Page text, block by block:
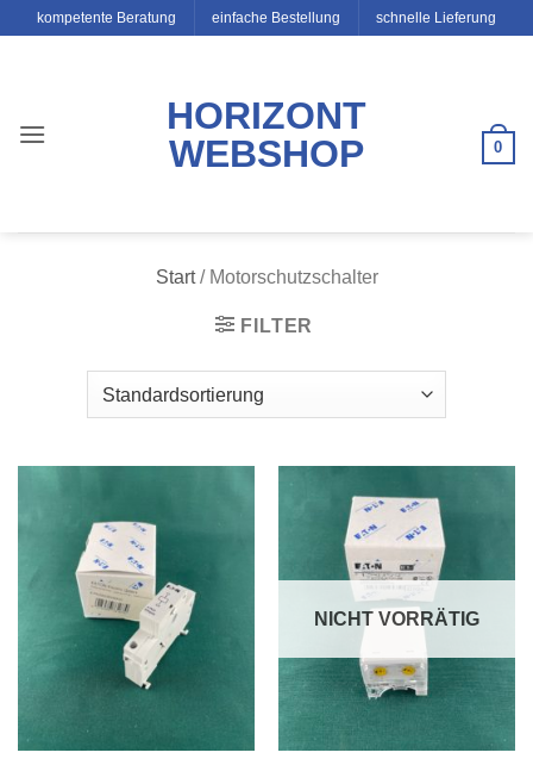
kompetente Beratung einfache Bestellung schnelle Lieferung
HORIZONT
WEBSHOP
0
Start / Motorschutzschalter
FILTER
NICHT VORRÄTIG